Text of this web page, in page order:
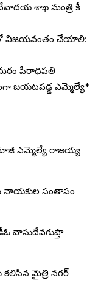
శాఖ మంత్రి కీ
విజయవంతం చేయాలి:
పీఠాధిపతి
బయటపడ్డ ఎమ్మెల్యే*
ఎమ్మెల్యే రాజయ్య
నాయకుల సంతాపం
వాసుదేవగుప్తా
కలిసిన మైత్రి నగర్